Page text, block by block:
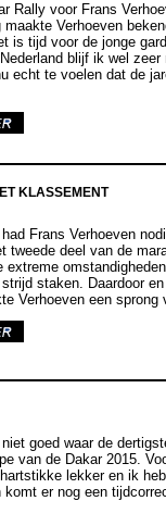
Rally voor Frans
maakte Verhoeven
is tijd voor de jonge
blijf ik wel
echt te voelen dat de
KLASSEMENT
Frans Verhoeven
tweede deel van de
extreme
staken. Daardoor
Verhoeven een
goed waar de
van de Dakar 2015.
lekker en ik
er nog een